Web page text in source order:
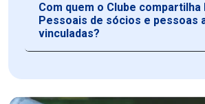
Com quem o Clube compartilha
Pessoais de sócios e pessoas
vinculadas?